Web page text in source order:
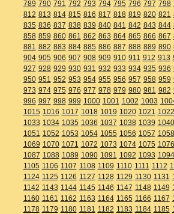
789 790 791 792 793 794 795 796 797 798
812 813 814 815 816 817 818 819 820 821
835 836 837 838 839 840 841 842 843 844
858 859 860 861 862 863 864 865 866 867
881 882 883 884 885 886 887 888 889 890
904 905 906 907 908 909 910 911 912 913
927 928 929 930 931 932 933 934 935 936
950 951 952 953 954 955 956 957 958 959
973 974 975 976 977 978 979 980 981 982
996 997 998 999 1000 1001 1002 1003
1015 1016 1017 1018 1019 1020 1021 1022
1033 1034 1035 1036 1037 1038 1039 1040
1051 1052 1053 1054 1055 1056 1057 1058
1069 1070 1071 1072 1073 1074 1075 1076
1087 1088 1089 1090 1091 1092 1093 1094
1105 1106 1107 1108 1109 1110 1111 1112
1124 1125 1126 1127 1128 1129 1130 1131
1142 1143 1144 1145 1146 1147 1148 1149
1160 1161 1162 1163 1164 1165 1166 1167
1178 1179 1180 1181 1182 1183 1184 1185